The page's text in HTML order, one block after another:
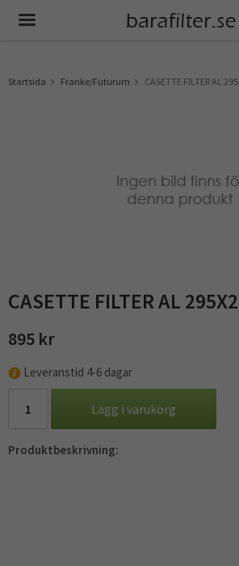
Startsida Franke/Futurum CASETTE FILTER AL
CASETTE FILTER AL
895 kr
Leveranstid 4-6 dagar
Lägg i varukorg
Produktbeskrivning: